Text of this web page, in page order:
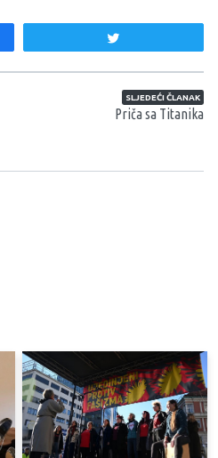
SLJEDEĆI ČLANAK
Priča sa Titanika